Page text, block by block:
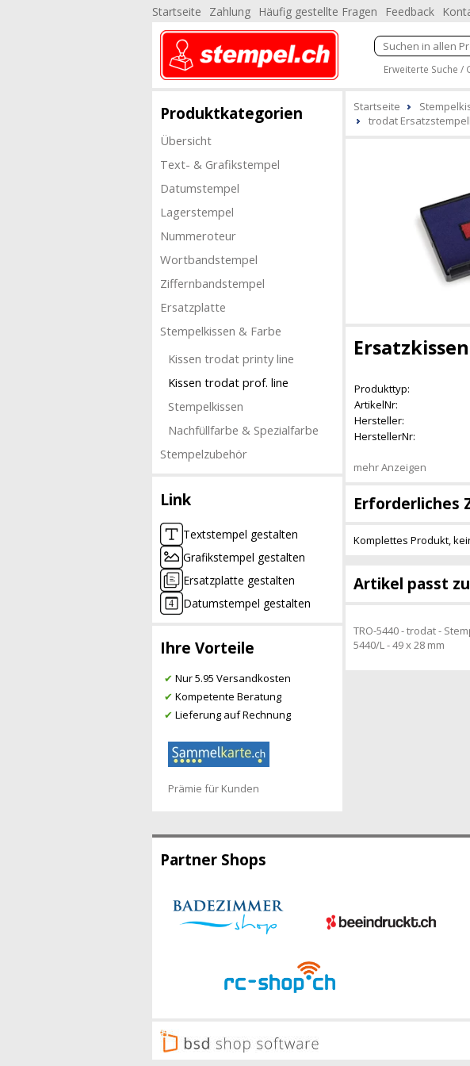
Startseite Zahlung Häufig gestellte Fragen Feedback
Erweiterte Suche /
Produktkategorien
Übersicht
Text- & Grafikstempel
Datumstempel
Lagerstempel
Nummeroteur
Wortbandstempel
Ziffernbandstempel
Ersatzplatte
Stempelkissen & Farbe
Kissen trodat printy line
Kissen trodat prof. line
Stempelkissen
Nachfüllfarbe & Spezialfarbe
Stempelzubehör
Link
Textstempel gestalten
Grafikstempel gestalten
Ersatzplatte gestalten
Datumstempel gestalten
Ihre Vorteile
✔ Nur 5.95 Versandkosten
✔ Kompetente Beratung
✔ Lieferung auf Rechnung
Prämie für Kunden
Startseite
trodat
Produkttyp:
ArtikelNr:
Hersteller:
HerstellerNr:
mehr Anzeigen
Erforderliches
Komplettes Produkt,
Artikel passt zu
TRO-5440 - trodat -
5440/L - 49 x 28 mm
Partner Shops